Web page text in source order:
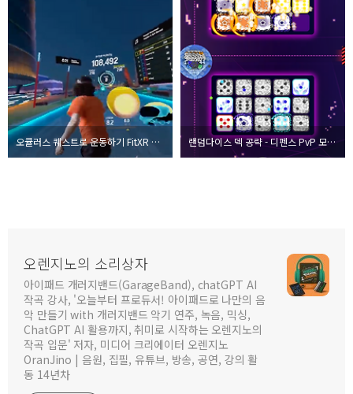
오큘러스 퀘스트로 운동하기 FitXR 플레이 영상 랜덤다이스 덱 공략 - 디펜스 PvP 모바일 게임 추천
오렌지노의 소리상자
아이패드 개러지밴드(GarageBand), chatGPT AI
작곡 강사, '오늘부터 프로듀서! 아이패드로 나만의 음
악 만들기 with 개러지밴드 악기 연주, 녹음, 믹싱,
ChatGPT AI 활용까지, 취미로 시작하는 오렌지노의
작곡 입문' 저자, 미디어 크리에이터 오렌지노
OranJino | 음원, 집필, 유튜브, 방송, 공연, 강의 활
동 14년차